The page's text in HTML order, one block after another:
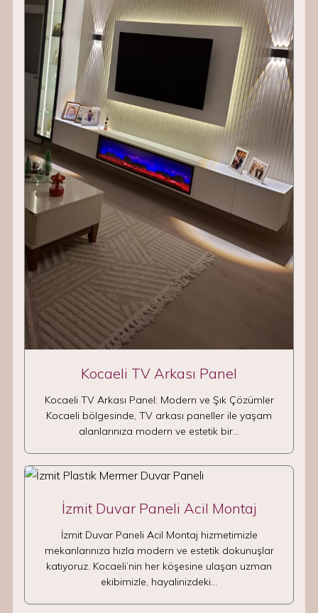
Kocaeli TV Arkası Panel
Kocaeli TV Arkası Panel: Modern ve Şık Çözümler
Kocaeli bölgesinde, TV arkası paneller ile yaşam
alanlarınıza modern ve estetik bir…
İzmit Duvar Paneli Acil Montaj
İzmit Duvar Paneli Acil Montaj hizmetimizle
mekanlarınıza hızla modern ve estetik dokunuşlar
katıyoruz. Kocaeli’nin her köşesine ulaşan uzman
ekibimizle, hayalinizdeki…